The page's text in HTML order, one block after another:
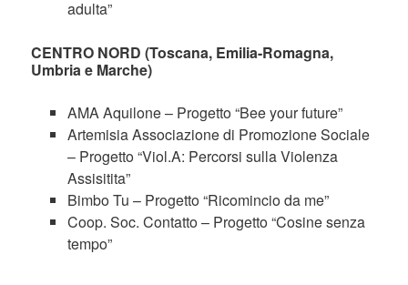
adulta”
CENTRO NORD (Toscana, Emilia-Romagna,
Umbria e Marche)
AMA Aquilone – Progetto “Bee your future”
Artemisia Associazione di Promozione Sociale
– Progetto “Viol.A: Percorsi sulla Violenza
Assisitita”
Bimbo Tu – Progetto “Ricomincio da me”
Coop. Soc. Contatto – Progetto “Cosine senza
tempo”